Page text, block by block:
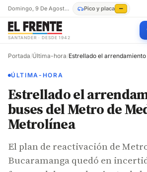
Domingo, 9 De Agosto De 2026 Pico y placa —
SANTANDER · DESDE 1942
Portada/Última-hora/
ÚLTIMA-HORA
Estrellado el
buses del Metro de
Metrolínea
El plan de reactivación de
Bucaramanga quedó en